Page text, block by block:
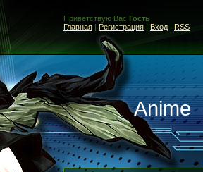
Приветствую Вас Гость
Главная | Регистрация | Вход | RSS
Anime